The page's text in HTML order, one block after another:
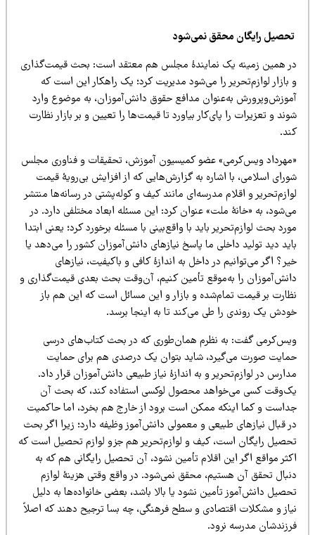
رایگان محقق نمی‌شود
همین زمینه یک نمایندۀ مجلس هم معتقد است: بحث قیمت‌گذاری
بازار لوازم‌‌تحریر را می‌شود مدیریت کرد؛ یک راهکار این است که
به‌عنوان مدافع حقوق دانش‌آموزان، به موضوع وارد
و تعزیرات را پای‌کار بیاورد تا قیمت‌ها را تعیین و بر بازار نظارت
ویس‌کرمی» عضو کمیسیون آموزش، تحقیقات و فناوری مجلس
اسلامی، با اشاره به گزارش‌هایی که از افزایش بی‌رویۀ قیمت
و اقلام مدرسه‌ای مانند کیف و کوله‌پشتی در رسانه‌ها منتشر
به «خانۀ ملت» عنوان کرد: این مسئله ابعاد مختلفی دارد. در
بحث لوازم‌‌تحریر باید با واقع‌بینی با مسئله برخورد کرد؛ یعنی ابتدا
دید تولید داخلی ما پاسخ نیازهای دانش‌آموزان کشور را می‌دهد یا
اگر می‌توانیم در داخل به اندازۀ کافی و باکیفیت، نیازهای
را به‌موقع تأمین کنیم، آن‌وقت بحث بعدی قیمت‌گذاری و
بر قیمت تمام‌شده و بازار و این مسائل است که این هم باز
یک روندی را طی می‌کند تا به اینجا برسد.
گفت: به نظرم همان‌‌طوری که در بحث کتاب‌های درسی
صورت می‌گیرد، شاید بتوان یک درصدی هم برای حمایت
در لوازم‌‌تحریر و به اندازۀ نیاز طبیعی دانش‌آموزان قرار داد.
کسی می‌خواهد محصول لوکسی استفاده کند، که بحث آن
و کما اینکه ممکن است برود از خارج هم بخرد، اما حاکمیت
قبال نیازهای طبیعی و معمولی دانش‌آموز وظیفه دارد؛ زیرا اگر بحث
رایگان است، کیف و لوازم‌تحریر هم جزو لوازم تحصیل است که
مواقع اگر این اقلام تأمین نشود، آن تحصیل رایگانی هم که به
تحقق آن هستیم، محقق نمی‌شود. در واقع وقتی هزینۀ لوازم
دانش‌آموز تأمین نشود یا بالا باشد، بعضی خانواده‌ها به دلیل
و مشکلات اقتصادی و سطح فرهنگی، چه بسا ترجیح دهند که اصلاً
مدرسه نرود.